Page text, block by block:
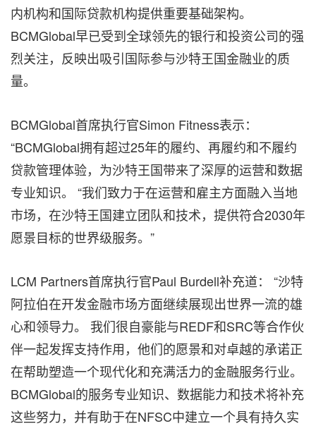
内机构和国际贷款机构提供重要基础架构。
BCMGlobal早已受到全球领先的银行和投资公司的强
烈关注，反映出吸引国际参与沙特王国金融业的质
量。
BCMGlobal首席执行官Simon Fitness表示：
“BCMGlobal拥有超过25年的履约、再履约和不履约
贷款管理体验，为沙特王国带来了深厚的运营和数据
专业知识。 “我们致力于在运营和雇主方面融入当地
市场，在沙特王国建立团队和技术，提供符合2030年
愿景目标的世界级服务。”
LCM Partners首席执行官Paul Burdell补充道： “沙特
阿拉伯在开发金融市场方面继续展现出世界一流的雄
心和领导力。 我们很自豪能与REDF和SRC等合作伙
伴一起发挥支持作用，他们的愿景和对卓越的承诺正
在帮助塑造一个现代化和充满活力的金融服务行业。
BCMGlobal的服务专业知识、数据能力和技术将补充
这些努力，并有助于在NFSC中建立一个具有持久实